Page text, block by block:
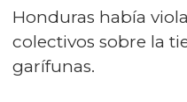
Honduras había
colectivos sobre la
garífunas.